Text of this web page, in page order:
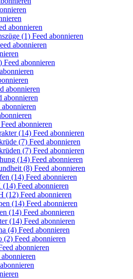
abonnieren
(1) Feed abonnieren
abonnieren
Feed abonnieren
abonnieren
abonnieren
abonnieren
Feed abonnieren
(14) Feed abonnieren
(7) Feed abonnieren
(7) Feed abonnieren
(14) Feed abonnieren
(8) Feed abonnieren
(14) Feed abonnieren
(14) Feed abonnieren
(12) Feed abonnieren
(14) Feed abonnieren
(14) Feed abonnieren
(14) Feed abonnieren
(4) Feed abonnieren
(2) Feed abonnieren
abonnieren